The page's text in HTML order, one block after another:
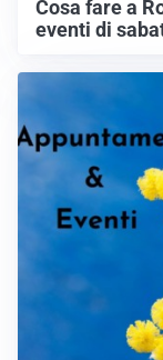
Cosa fare a
eventi di